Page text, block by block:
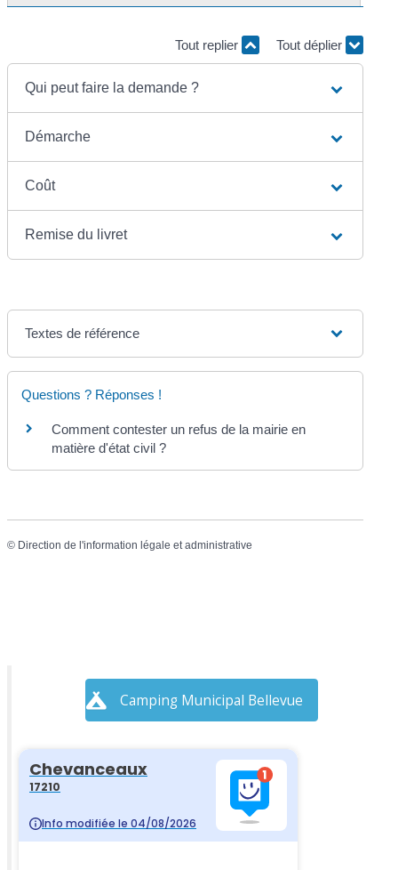
Tout replier Tout déplier
Qui peut faire la demande ?
Démarche
Coût
Remise du livret
Textes de référence
Questions ? Réponses !
Comment contester un refus de la mairie en
matière d'état civil ?
© Direction de l'information légale et administrative
Camping Municipal Bellevue